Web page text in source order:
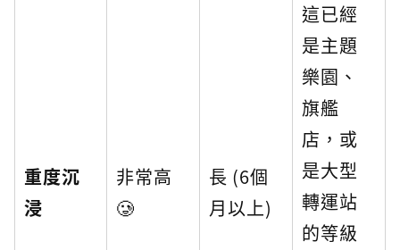
重度沉
浸
非常高
🥲
長 (6個
月以上)
這已經
是主題
樂園、
旗艦
店，或
是大型
轉運站
的等級